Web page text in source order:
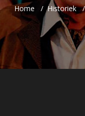
Home Historiek